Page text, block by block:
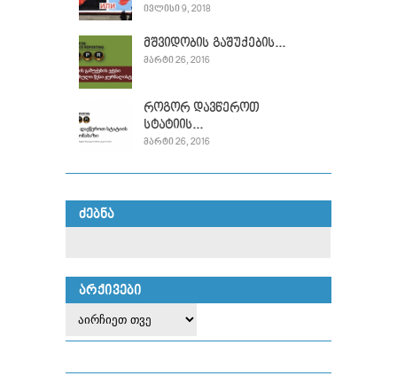
ᲘᲕᲚᲘᲡᲘ 9, 2018
მშვიდობის გაშუქების...
ᲛᲐᲠᲢᲘ 26, 2016
როგორ დავწეროთ
სტატიის...
ᲛᲐᲠᲢᲘ 26, 2016
ᲫᲔᲑᲜᲐ
ᲐᲠᲥᲘᲕᲔᲑᲘ